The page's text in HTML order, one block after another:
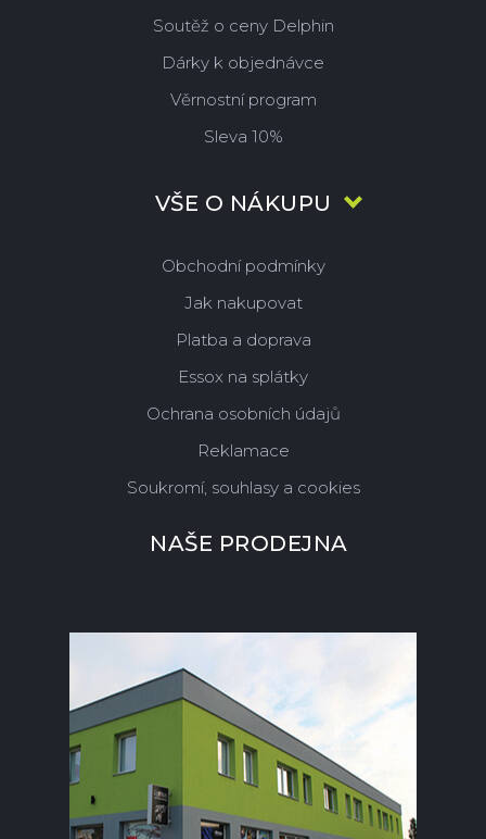
Soutěž o ceny Delphin
Dárky k objednávce
Věrnostní program
Sleva 10%
VŠE O NÁKUPU
Obchodní podmínky
Jak nakupovat
Platba a doprava
Essox na splátky
Ochrana osobních údajů
Reklamace
Soukromí, souhlasy a cookies
NAŠE PRODEJNA